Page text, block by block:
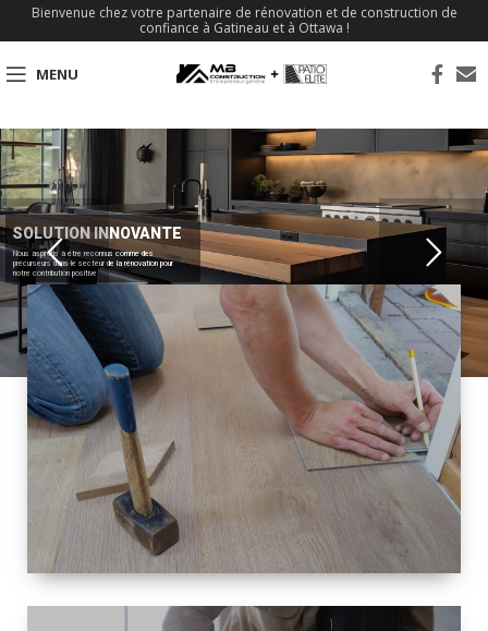
Bienvenue chez votre partenaire de rénovation et de construction de
confiance à Gatineau et à Ottawa !
MENU
SOLUTION INNOVANTE
Nous aspirons à être reconnus comme des
précurseurs dans le secteur de la rénovation pour
notre contribution positive
TAILLE